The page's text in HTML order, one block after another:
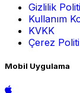
Gizlilik
Kullanım
KVKK
Çerez
Mobil Uygulama